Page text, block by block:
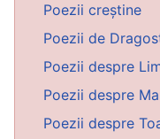
Poezii creștine
Poezii de
Poezii despre
Poezii despre
Poezii despre